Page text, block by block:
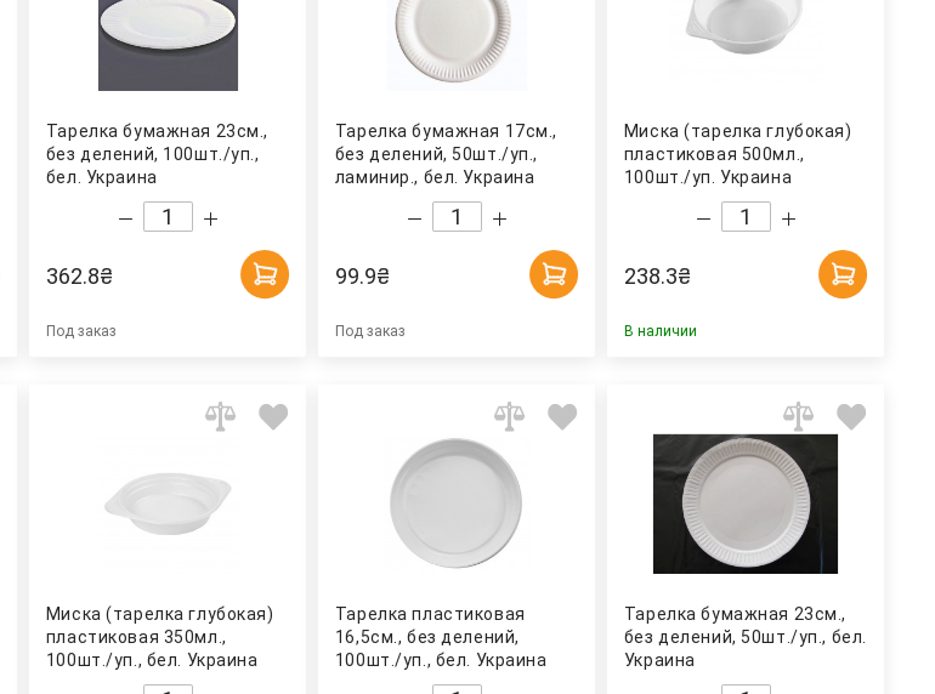
Тарелка бумажная 23см.,
без делений, 100шт./уп.,
бел. Украина
362.8₴
Под заказ
Тарелка бумажная 17см.,
без делений, 50шт./уп.,
ламинир., бел. Украина
99.9₴
Под заказ
Миска (тарелка глубокая)
пластиковая 500мл.,
100шт./уп. Украина
238.3₴
В наличии
Миска (тарелка глубокая)
пластиковая 350мл.,
100шт./уп., бел. Украина
Тарелка пластиковая
16,5см., без делений,
100шт./уп., бел. Украина
Тарелка бумажная 23см.,
без делений, 50шт./уп., бел.
Украина